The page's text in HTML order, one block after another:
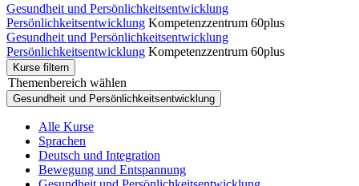
Gesundheit und Persönlichkeitsentwicklung
Persönlichkeitsentwicklung Kompetenzzentrum 60plus
Gesundheit und Persönlichkeitsentwicklung
Persönlichkeitsentwicklung Kompetenzzentrum 60plus
Kurse filtern
Themenbereich wählen
Gesundheit und Persönlichkeitsentwicklung
Alle Kurse
Sprachen
Deutsch und Integration
Bewegung und Entspannung